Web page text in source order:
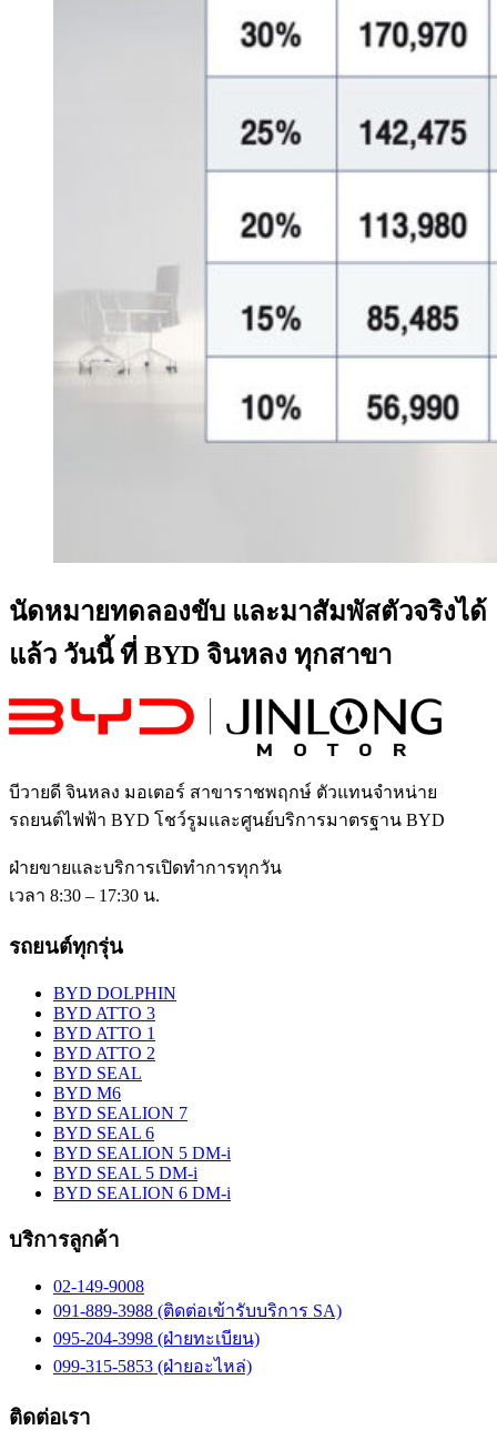
นัดหมายทดลองขับ และมาสัมพัสตัวจริงได้
แล้ว วันนี้ ที่ BYD จินหลง ทุกสาขา
บีวายดี จินหลง มอเตอร์ สาขาราชพฤกษ์ ตัวแทนจำหน่าย
รถยนต์ไฟฟ้า BYD โชว์รูมและศูนย์บริการมาตรฐาน BYD
ฝ่ายขายและบริการเปิดทำการทุกวัน
เวลา 8:30 – 17:30 น.
รถยนต์ทุกรุ่น
BYD DOLPHIN
BYD ATTO 3
BYD ATTO 1
BYD ATTO 2
BYD SEAL
BYD M6
BYD SEALION 7
BYD SEAL 6
BYD SEALION 5 DM-i
BYD SEAL 5 DM-i
BYD SEALION 6 DM-i
บริการลูกค้า
02-149-9008
091-889-3988 (ติดต่อเข้ารับบริการ SA)
095-204-3998 (ฝ่ายทะเบียน)
099-315-5853 (ฝ่ายอะไหล่)
ติดต่อเรา